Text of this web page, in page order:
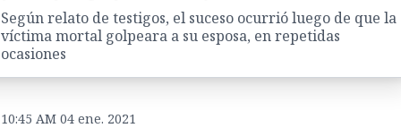
Según relato de testigos, el suceso ocurrió luego de que la
víctima mortal golpeara a su esposa, en repetidas
ocasiones
10:45 AM 04 ene. 2021